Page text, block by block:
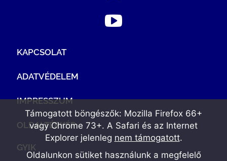
KAPCSOLAT
ADATVÉDELEM
IMPRESSZUM
OLDALTÉRKÉP
GYIK
Támogatott böngészők: Mozilla Firefox 66+
vagy Chrome 73+. A Safari és az Internet
Explorer jelenleg nem támogatott.
Oldalunkon sütiket használunk a megfelelő